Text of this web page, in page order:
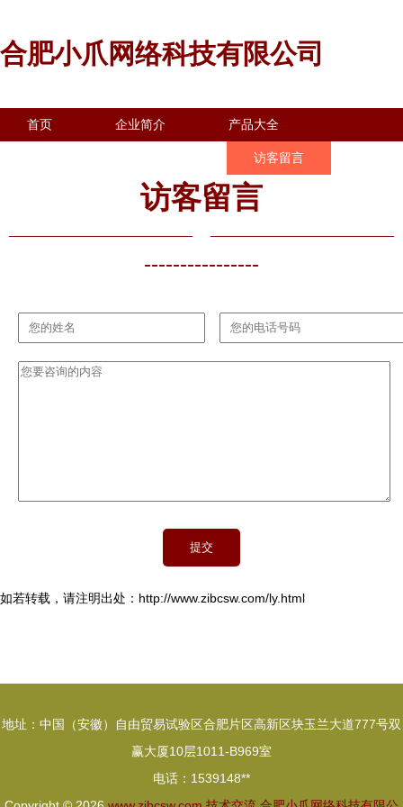
合肥小爪网络科技有限公司
首页 企业简介 产品大全
访客留言
访客留言
----------------
如若转载，请注明出处：http://www.zibcsw.com/ly.html
地址：中国（安徽）自由贸易试验区合肥片区高新区块玉兰大道777号双
赢大厦10层1011-B969室
电话：1539148**